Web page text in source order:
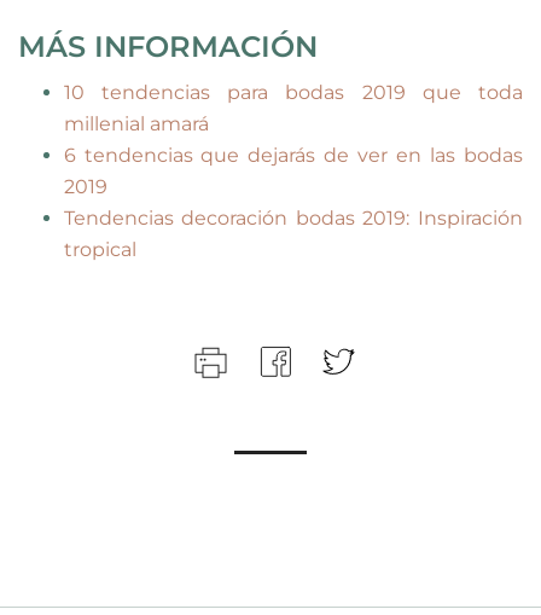
MÁS INFORMACIÓN
10 tendencias para bodas 2019 que toda
millenial amará
6 tendencias que dejarás de ver en las bodas
2019
Tendencias decoración bodas 2019: Inspiración
tropical